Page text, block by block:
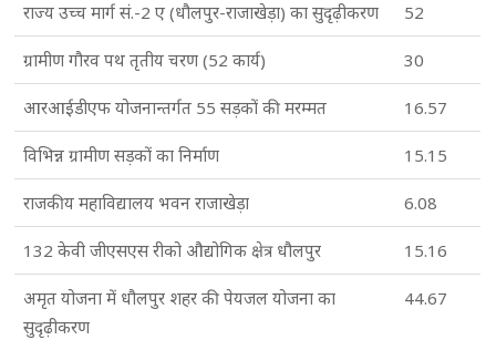
राज्य उच्च मार्ग सं.-2 ए (धौलपुर-राजाखेड़ा) का सुदृढ़ीकरण 52
ग्रामीण गौरव पथ तृतीय चरण (52 कार्य) 30
आरआईडीएफ योजनान्तर्गत 55 सड़कों की मरम्मत 16.57
विभिन्न ग्रामीण सड़कों का निर्माण 15.15
राजकीय महाविद्यालय भवन राजाखेड़ा 6.08
132 केवी जीएसएस रीको औद्योगिक क्षेत्र धौलपुर 15.16
अमृत योजना में धौलपुर शहर की पेयजल योजना का
सुदृढ़ीकरण
44.67